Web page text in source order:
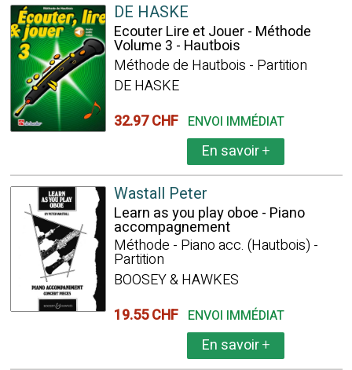
DE HASKE
Ecouter Lire et Jouer - Méthode
Volume 3 - Hautbois
Méthode de Hautbois - Partition
DE HASKE
32.97 CHF ENVOI IMMÉDIAT
En savoir+
Wastall Peter
Learn as you play oboe - Piano
accompagnement
Méthode - Piano acc. (Hautbois) -
Partition
BOOSEY & HAWKES
19.55 CHF ENVOI IMMÉDIAT
En savoir+